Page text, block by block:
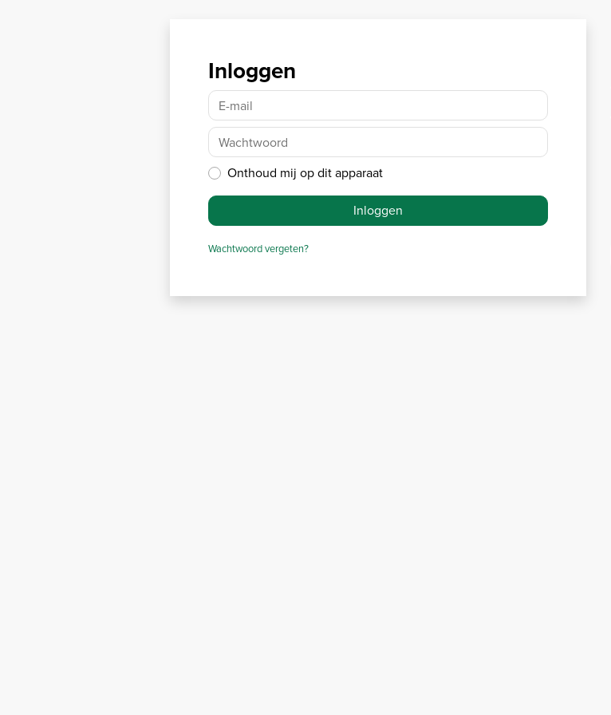
Inloggen
E-mail
Wachtwoord
Onthoud mij op dit apparaat
Inloggen
Wachtwoord vergeten?